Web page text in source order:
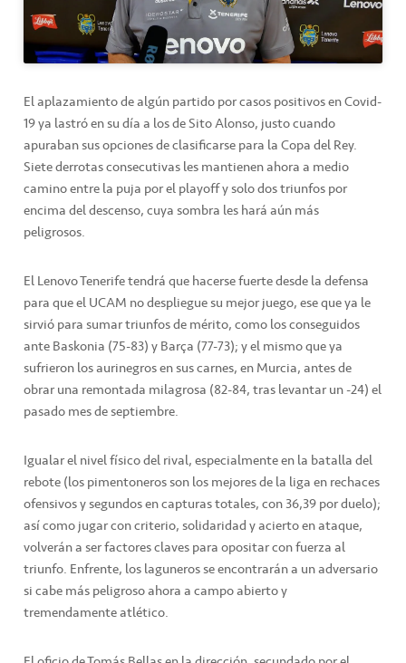
El aplazamiento de algún partido por casos positivos en Covid-
19 ya lastró en su día a los de Sito Alonso, justo cuando
apuraban sus opciones de clasificarse para la Copa del Rey.
Siete derrotas consecutivas les mantienen ahora a medio
camino entre la puja por el playoff y solo dos triunfos por
encima del descenso, cuya sombra les hará aún más
peligrosos.
El Lenovo Tenerife tendrá que hacerse fuerte desde la defensa
para que el UCAM no despliegue su mejor juego, ese que ya le
sirvió para sumar triunfos de mérito, como los conseguidos
ante Baskonia (75-83) y Barça (77-73); y el mismo que ya
sufrieron los aurinegros en sus carnes, en Murcia, antes de
obrar una remontada milagrosa (82-84, tras levantar un -24) el
pasado mes de septiembre.
Igualar el nivel físico del rival, especialmente en la batalla del
rebote (los pimentoneros son los mejores de la liga en rechaces
ofensivos y segundos en capturas totales, con 36,39 por duelo);
así como jugar con criterio, solidaridad y acierto en ataque,
volverán a ser factores claves para opositar con fuerza al
triunfo. Enfrente, los laguneros se encontrarán a un adversario
si cabe más peligroso ahora a campo abierto y
tremendamente atlético.